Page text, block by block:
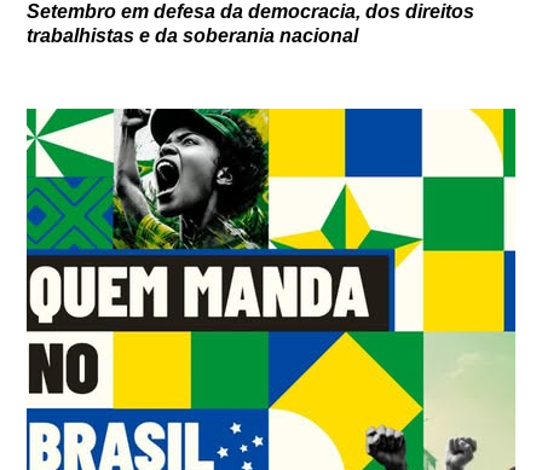
Setembro em defesa da democracia, dos direitos
trabalhistas e da soberania nacional